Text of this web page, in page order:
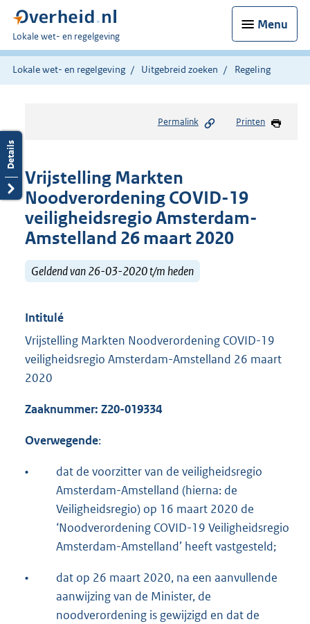
Menu
U
bent
hier:
Lokale wet- en regelgeving
Lokale wet- en regelgeving Uitgebreid zoeken Regeling
Permalink Printen
Vrijstelling Markten
Noodverordening COVID-19
veiligheidsregio Amsterdam-
Amstelland 26 maart 2020
Geldend van 26-03-2020 t/m heden
Intitulé
Vrijstelling Markten Noodverordening COVID-19
veiligheidsregio Amsterdam-Amstelland 26 maart
2020
Zaaknummer: Z20-019334
Overwegende:
•
dat de voorzitter van de veiligheidsregio
Amsterdam-Amstelland (hierna: de
Veiligheidsregio) op 16 maart 2020 de
‘Noodverordening COVID-19 Veiligheidsregio
Amsterdam-Amstelland’ heeft vastgesteld;
•
dat op 26 maart 2020, na een aanvullende
aanwijzing van de Minister, de
noodverordening is gewijzigd en dat de